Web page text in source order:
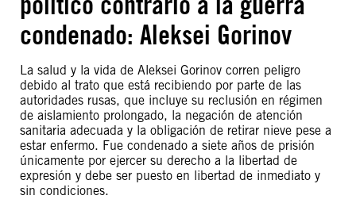
condenado: Aleksei Gorinov
La salud y la vida de Aleksei Gorinov corren peligro
debido al trato que está recibiendo por parte de las
autoridades rusas, que incluye su reclusión en régimen
de aislamiento prolongado, la negación de atención
sanitaria adecuada y la obligación de retirar nieve pese a
estar enfermo. Fue condenado a siete años de prisión
únicamente por ejercer su derecho a la libertad de
expresión y debe ser puesto en libertad de inmediato y
sin condiciones.